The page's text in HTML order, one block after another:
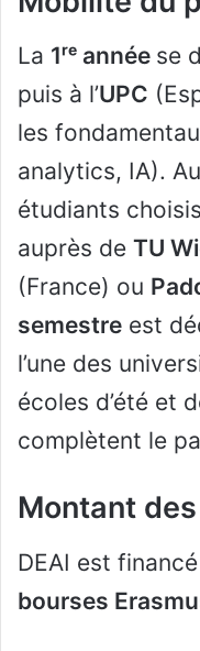
La 1ʳᵉ année se
puis à l’UPC
les
analytics, IA). Au
étudiants
auprès de TU
(France) ou
semestre est
l’une des
écoles d’été et
complètent le
Montant
DEAI est
bourses